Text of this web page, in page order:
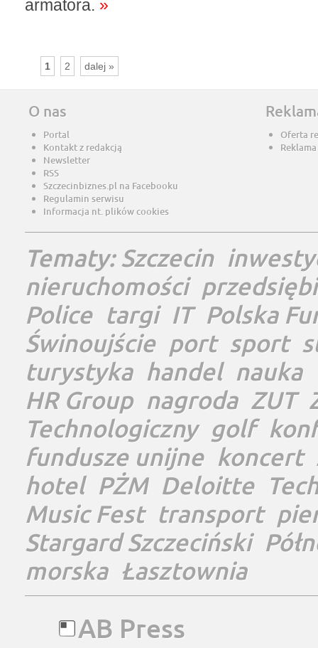
armatora. »
1 2 dalej »
O nas
Portal
Kontakt z redakcją
Newsletter
RSS
Szczecinbiznes.pl na Facebooku
Regulamin serwisu
Informacja nt. plików cookies
Oferta
Tematy:Szczecin
nieruchomości
Police targi IT Polska
Świnoujście port sport
turystyka handel nauka
HR Group nagroda ZUT
Technologiczny golf
fundusze unijne koncert
hotel PŻM Deloitte
Music Fest transport
Stargard Szczeciński
morska Łasztownia
AB Press